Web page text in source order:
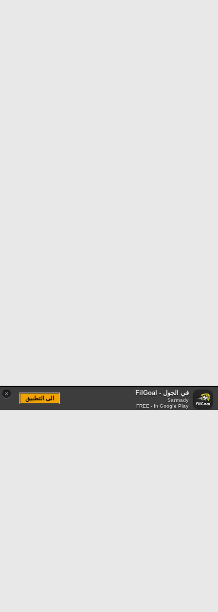
× في الجول - FilGoal
Sarmady
FREE - In Google Play
الى التطبيق